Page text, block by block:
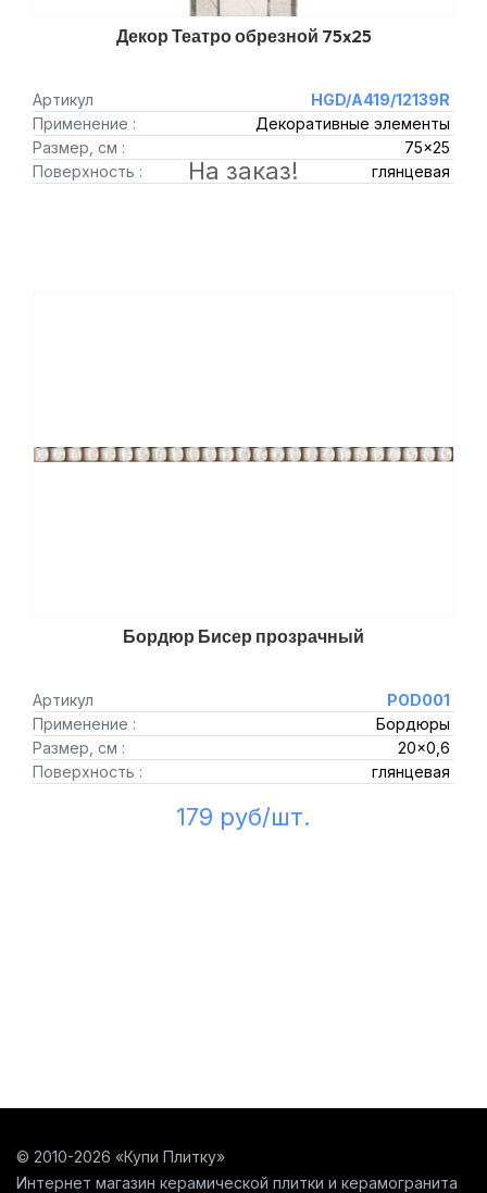
Декор Театро обрезной 75x25
Артикул
HGD/A419/12139R
Применение :
Декоративные элементы
Размер, см :
75x25
Поверхность :
глянцевая
На заказ!
Бордюр Бисер прозрачный
Артикул
POD001
Применение :
Бордюры
Размер, см :
20x0,6
Поверхность :
глянцевая
179 руб/шт.
© 2010-2026 «Купи Плитку»
Интернет магазин керамической плитки и керамогранита